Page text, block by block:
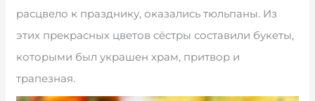
расцвело к празднику, оказались тюльпаны. Из
этих прекрасных цветов сёстры составили букеты,
которыми был украшен храм, притвор и
трапезная.